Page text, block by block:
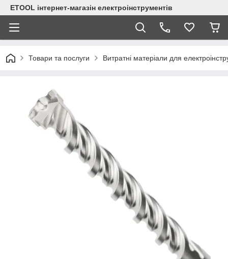
ETOOL інтернет-магазін електроінструментів
Товари та послуги Витратні матеріали для